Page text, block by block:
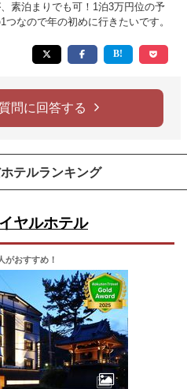
素泊まりでも可！1泊3万円位の予
なので年の初めに行きたいです。
問に回答する
テルランキング
ヤルホテル
がおすすめ！